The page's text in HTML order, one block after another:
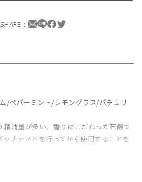
SHARE：
/ペパーミント/レモングラス/パチュリ
精油量が多い、香りにこだわった石鹸で
ッチテストを行ってから使用することを